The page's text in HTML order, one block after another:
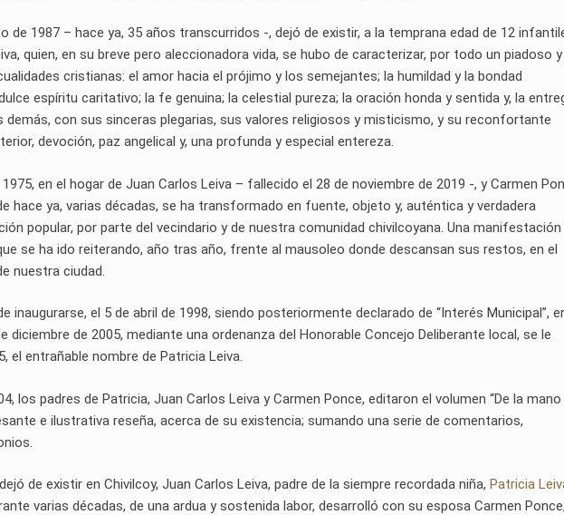
de 1987 – hace ya, 35 años transcurridos -, dejó de existir, a la temprana edad de 12
quien, en su breve pero aleccionadora vida, se hubo de caracterizar, por todo un piadoso
cristianas: el amor hacia el prójimo y los semejantes; la humildad y la bondad
espíritu caritativo; la fe genuina; la celestial pureza; la oración honda y sentida y, la
demás, con sus sinceras plegarias, sus valores religiosos y misticismo, y su reconfortante
devoción, paz angelical y, una profunda y especial entereza.
en el hogar de Juan Carlos Leiva – fallecido el 28 de noviembre de 2019 -, y Carmen
hace ya, varias décadas, se ha transformado en fuente, objeto y, auténtica y verdadera
popular, por parte del vecindario y de nuestra comunidad chivilcoyana. Una manifestación
se ha ido reiterando, año tras año, frente al mausoleo donde descansan sus restos, en el
nuestra ciudad.
inaugurarse, el 5 de abril de 1998, siendo posteriormente declarado de “Interés Municipal”,
diciembre de 2005, mediante una ordenanza del Honorable Concejo Deliberante local, se le
el entrañable nombre de Patricia Leiva.
los padres de Patricia, Juan Carlos Leiva y Carmen Ponce, editaron el volumen “De la mano
e ilustrativa reseña, acerca de su existencia; sumando una serie de comentarios,
de existir en Chivilcoy, Juan Carlos Leiva, padre de la siempre recordada niña, Patricia
varias décadas, de una ardua y sostenida labor, desarrolló con su esposa Carmen